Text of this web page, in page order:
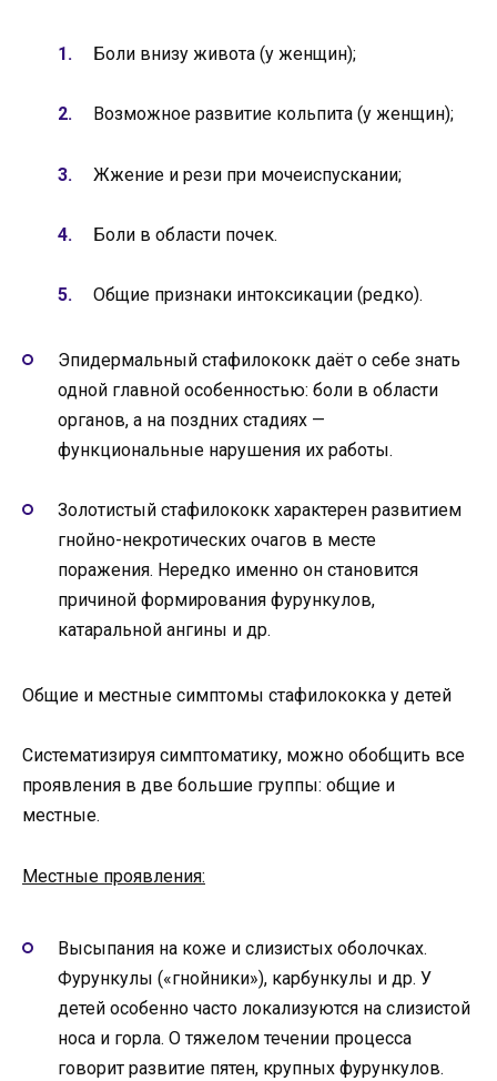
Боли внизу живота (у женщин);
Возможное развитие кольпита (у женщин);
Жжение и рези при мочеиспускании;
Боли в области почек.
Общие признаки интоксикации (редко).
Эпидермальный стафилококк даёт о себе знать
одной главной особенностью: боли в области
органов, а на поздних стадиях —
функциональные нарушения их работы.
Золотистый стафилококк характерен развитием
гнойно-некротических очагов в месте
поражения. Нередко именно он становится
причиной формирования фурункулов,
катаральной ангины и др.
Общие и местные симптомы стафилококка у детей
Систематизируя симптоматику, можно обобщить все
проявления в две большие группы: общие и
местные.
Местные проявления:
Высыпания на коже и слизистых оболочках.
Фурункулы («гнойники»), карбункулы и др. У
детей особенно часто локализуются на слизистой
носа и горла. О тяжелом течении процесса
говорит развитие пятен, крупных фурункулов.